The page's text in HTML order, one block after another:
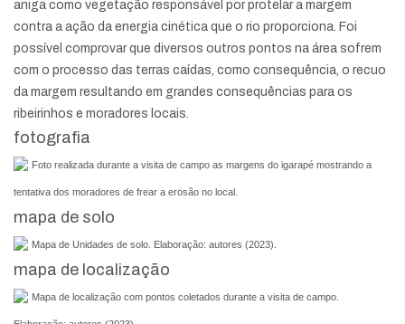
aniga como vegetação responsável por protelar a margem
contra a ação da energia cinética que o rio proporciona. Foi
possível comprovar que diversos outros pontos na área sofrem
com o processo das terras caídas, como consequência, o recuo
da margem resultando em grandes consequências para os
ribeirinhos e moradores locais.
fotografia
Foto realizada durante a visita de campo as margens do igarapé mostrando a
tentativa dos moradores de frear a erosão no local.
mapa de solo
Mapa de Unidades de solo. Elaboração: autores (2023).
mapa de localização
Mapa de localização com pontos coletados durante a visita de campo.